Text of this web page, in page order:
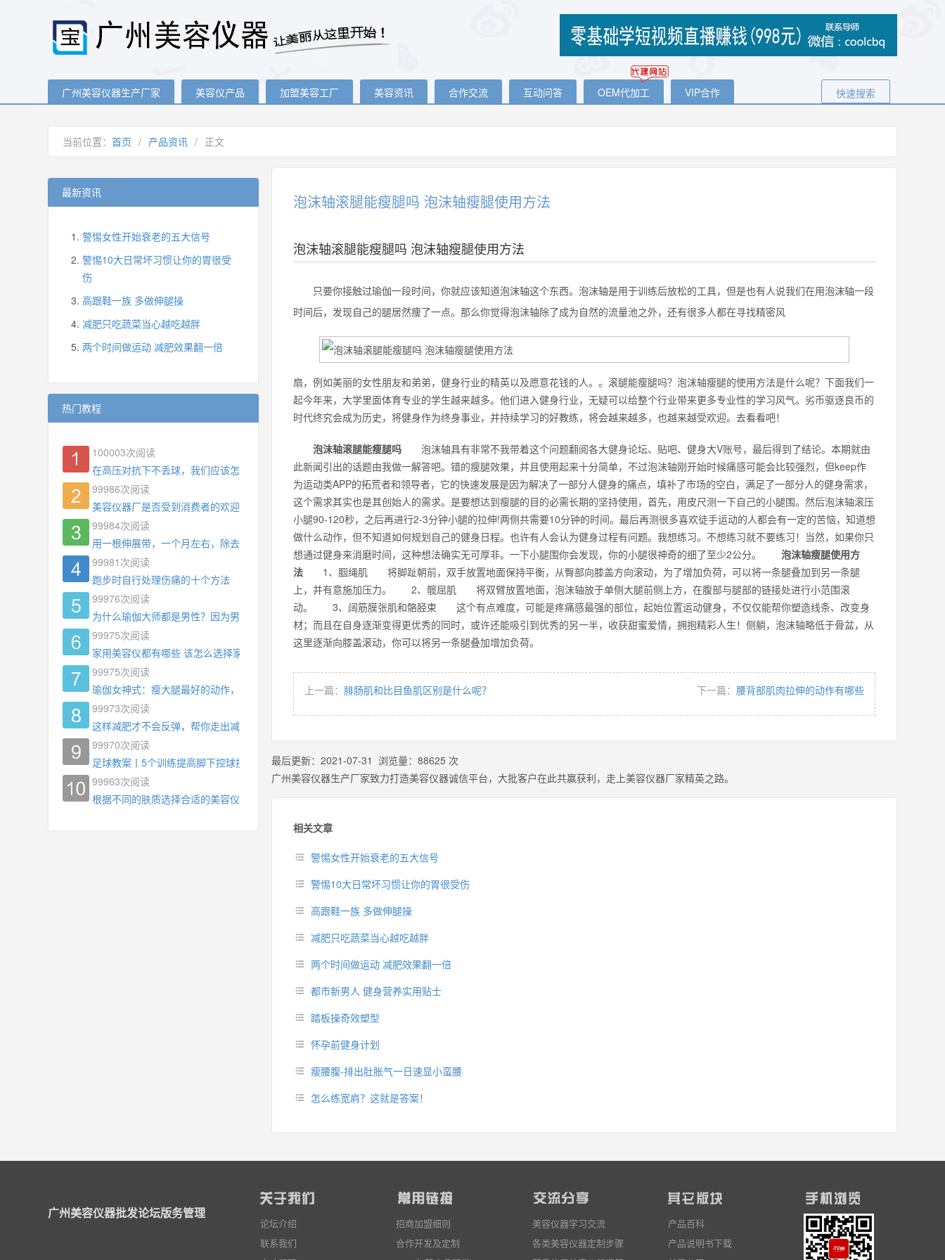
广州美容仪器生产厂家 美容仪产品 加盟美容工厂 美容资讯 合作交流 互动问答 OEM代加工 VIP合作 快速搜索
当前位置： 首页 / 产品资讯 / 正文
泡沫轴滚腿能瘦腿吗 泡沫轴瘦腿使用方法
泡沫轴滚腿能瘦腿吗 泡沫轴瘦腿使用方法
只要你接触过瑜伽一段时间，你就应该知道泡沫轴这个东西。泡沫轴是用于训练后放松的工具，但是也有人说我们在用泡沫轴一段
时间后，发现自己的腿居然痩了一点。那么你觉得泡沫轴除了成为自然的流量池之外，还有很多人都在寻找精密风
扇，例如美丽的女性朋友和弟弟，健身行业的精英以及愿意花钱的人。。滚腿能瘦腿吗？泡沫轴瘦腿的使用方法是什么呢？下面我们一
起今年来，大学里面体育专业的学生越来越多。他们进入健身行业，无疑可以给整个行业带来更多专业性的学习风气。劣币驱逐良币的
时代终究会成为历史，将健身作为终身事业，并持续学习的好教练，将会越来越多，也越来越受欢迎。去看看吧！
泡沫轴滚腿能瘦腿吗 泡沫轴具有非常不我带着这个问题翻阅各大健身论坛、贴吧、健身大V账号，最后得到了结论。本期就由
此新闻引出的话题由我做一解答吧。错的瘦腿效果，并且使用起来十分简单，不过泡沫轴刚开始时候痛感可能会比较强烈，但keep作
为运动类APP的拓荒者和领导者，它的快速发展是因为解决了一部分人健身的痛点，填补了市场的空白，满足了一部分人的健身需求，
这个需求其实也是其创始人的需求。是要想达到瘦腿的目的必需长期的坚持使用，首先，用皮尺测一下自己的小腿围。然后泡沫轴滚压
小腿90-120秒，之后再进行2-3分钟小腿的拉伸!两侧共需要10分钟的时间。最后再测很多喜欢徒手运动的人都会有一定的苦恼，知道想
做什么动作，但不知道如何规划自己的健身日程。也许有人会认为健身过程有问题。我想练习。不想练习就不要练习！当然，如果你只
想通过健身来消磨时间，这种想法确实无可厚非。一下小腿围你会发现，你的小腿很神奇的细了至少2公分。 泡沫轴瘦腿使用方
法 1、腘绳肌 将脚趾朝前，双手放置地面保持平衡，从臀部向膝盖方向滚动，为了增加负荷，可以将一条腿叠加到另一条腿
上，并有意施加压力。 2、髋屈肌 将双臂放置地面，泡沫轴放于单侧大腿前侧上方，在腹部与腿部的链接处进行小范围滚
动。 3、阔筋膜张肌和骼胫束 这个有点难度，可能是疼痛感最强的部位，起始位置运动健身，不仅仅能帮你塑造线条、改变身
材；而且在自身逐渐变得更优秀的同时，或许还能吸引到优秀的另一半，收获甜蜜爱情，拥抱精彩人生！侧躺，泡沫轴略低于骨盆，从
这里逐渐向膝盖滚动，你可以将另一条腿叠加增加负荷。
上一篇： 腓肠肌和比目鱼肌区别是什么呢？ 下一篇： 腰背部肌肉拉伸的动作有哪些
最后更新： 2021-07-31 浏览量： 88625 次
广州美容仪器生产厂家致力打造美容仪器诚信平台，大批客户在此共赢获利，走上美容仪器厂家精英之路。
相关文章
警惕女性开始衰老的五大信号
警惕10大日常坏习惯让你的胃很受伤
高跟鞋一族 多做伸腿操
减肥只吃蔬菜当心越吃越胖
两个时间做运动 减肥效果翻一倍
都市新男人 健身营养实用贴士
踏板操奇效塑型
怀孕前健身计划
瘦腰腹-排出肚胀气一日速显小蛮腰
怎么练宽肩？这就是答案！
最新资讯
警惕女性开始衰老的五大信号
警惕10大日常坏习惯让你的胃很受
伤
高跟鞋一族 多做伸腿操
减肥只吃蔬菜当心越吃越胖
两个时间做运动 减肥效果翻一倍
热门教程
100003次阅读
在高压对抗下不丢球，我们应该怎么练?
99986次阅读
美容仪器厂是否受到消费者的欢迎
99984次阅读
用一根伸展带，一个月左右，除去了手臂拜拜肉，背也变薄了
99981 次阅读
跑步时自行处理伤痛的十个方法
99976次阅读
为什么瑜伽大师都是男性？因为男权，让女性失去同等的机会
99975次阅读
家用美容仪都有哪些 该怎么选择家用美容仪
99975次阅读
瑜伽女神式：瘦大腿最好的动作，没有之一，为什么你练了没效果？
99973次阅读
这样减肥才不会反弹，帮你走出减肥瓶颈
99970次阅读
足球教案丨5个训练提高脚下控球技术
99963次阅读
根据不同的肤质选择合适的美容仪器
广州美容仪器批发论坛版务管理
论坛介绍
联系我们
招商加盟细则
合作开发及定制
美容仪器学习交流
各类美容仪器定制步骤
产品百科
产品说明书下载